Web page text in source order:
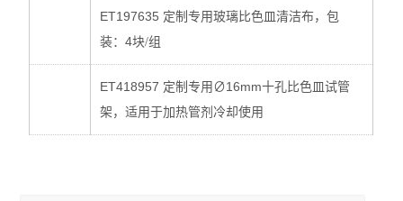
ET197635 定制专用玻璃比色皿清洁布，包
装：4块/组
ET418957 定制专用 ∅16mm十孔比色皿试管
架，适用于加热管剂冷却使用